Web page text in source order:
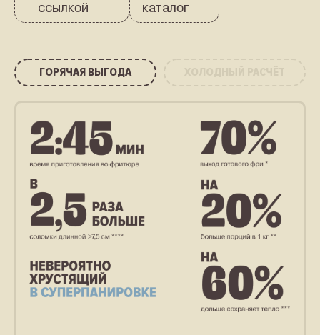
ссылкой
каталог
ГОРЯЧАЯ ВЫГОДА